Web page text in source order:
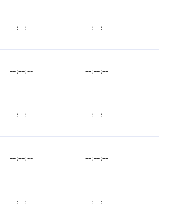
--:--:-- --:--:--
--:--:-- --:--:--
--:--:-- --:--:--
--:--:-- --:--:--
--:--:-- --:--:--